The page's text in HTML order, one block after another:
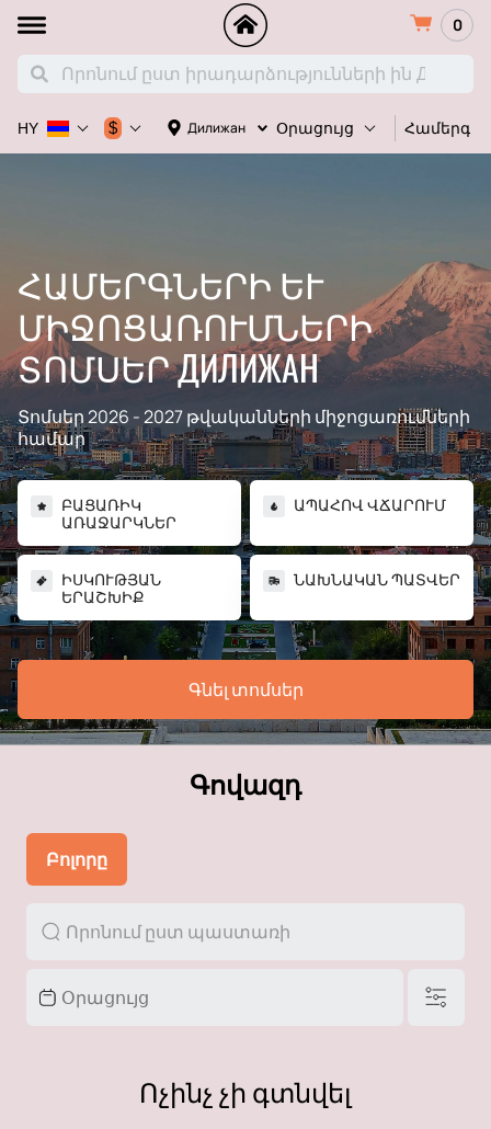
0
Дилижан Օրացույց Համերգ
HY $
ՀԱՄԵՐԳՆԵՐԻ ԵՒ Մ
ԻՋՈՑԱՌՈՒՄՆԵՐԻ Տ
ՈՄՍԵՐ ДИЛИЖАН
Տոմսեր 2026 - 2027 թվականների միջոցառումների
համար
Գնել տոմսեր
ԲԱՑԱՌԻԿ
ԱՌԱՋԱՐԿՆԵՐ
ԱՊԱՀՈՎ ՎՃԱՐՈՒՄ
ԻՍԿՈՒԹՅԱՆ
ԵՐԱՇԽԻՔ
ՆԱԽՆԱԿԱՆ ՊԱՏՎԵՐ
Գովազդ
Բոլորը
Ոչինչ չի գտնվել